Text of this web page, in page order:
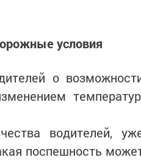
условия
о
водителей,
поспешность